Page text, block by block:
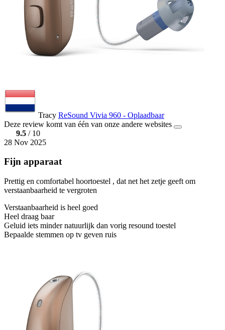
Tracy ReSound Vivia 960 - Oplaadbaar
Deze review komt van één van onze andere websites
9.5 / 10
28 Nov 2025
Fijn apparaat
Prettig en comfortabel hoortoestel , dat net het zetje geeft om
verstaanbaarheid te vergroten
Verstaanbaarheid is heel goed
Heel draag baar
Geluid iets minder natuurlijk dan vorig resound toestel
Bepaalde stemmen op tv geven ruis